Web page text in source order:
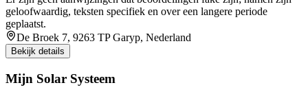
geloofwaardig, teksten specifiek en over een langere periode
geplaatst.
De Broek 7, 9263 TP Garyp, Nederland
Bekijk details
Mijn Solar Systeem